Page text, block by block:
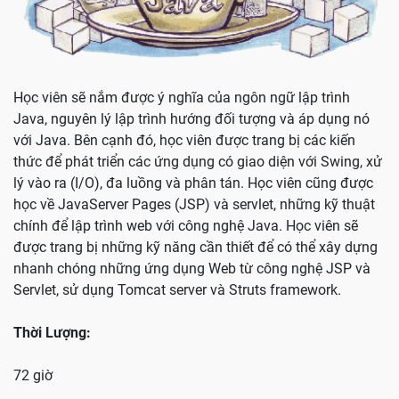
Học viên sẽ nắm được ý nghĩa của ngôn ngữ lập trình
Java, nguyên lý lập trình hướng đối tượng và áp dụng nó
với Java. Bên cạnh đó, học viên được trang bị các kiến
thức để phát triển các ứng dụng có giao diện với Swing, xử
lý vào ra (I/O), đa luồng và phân tán. Học viên cũng được
học về JavaServer Pages (JSP) và servlet, những kỹ thuật
chính để lập trình web với công nghệ Java. Học viên sẽ
được trang bị những kỹ năng cần thiết để có thể xây dựng
nhanh chóng những ứng dụng Web từ công nghệ JSP và
Servlet, sử dụng Tomcat server và Struts framework.
Thời Lượng:
72 giờ